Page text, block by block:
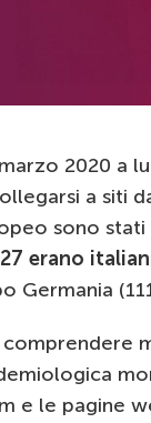
2020 a
a siti
sono stati
erano
Germania
comprendere
e le pagine